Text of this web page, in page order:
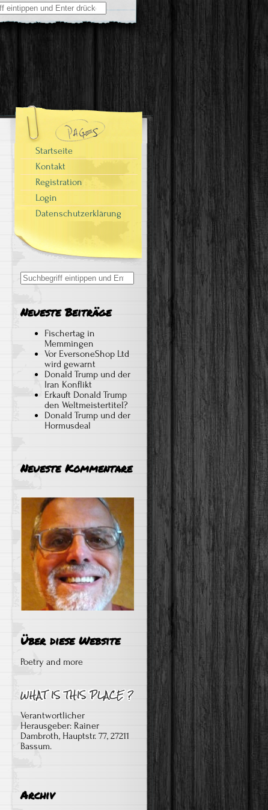
Startseite
Kontakt
Registration
Login
Datenschutzerklärung
Search
for:
Neueste Beiträge
Fischertag in
Memmingen
Vor EversoneShop Ltd
wird gewarnt
Donald Trump und der
Iran Konflikt
Erkauft Donald Trump
den Weltmeistertitel?
Donald Trump und der
Hormusdeal
Neueste Kommentare
Über diese Website
Poetry and more
Verantwortlicher
Herausgeber: Rainer
Dambroth, Hauptstr. 77, 27211
Bassum.
Archiv